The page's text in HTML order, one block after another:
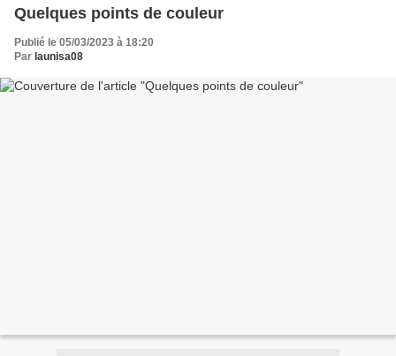
Quelques points de couleur
Publié le 05/03/2023 à 18:20
Par launisa08